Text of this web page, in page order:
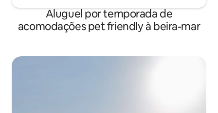
Aluguel por temporada de
acomodações pet friendly à beira-mar